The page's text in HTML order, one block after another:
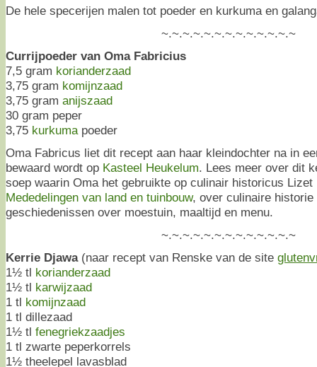
De hele specerijen malen tot poeder en kurkuma en
~.~.~.~.~.~.~.~.~.~.~.~.~
Currijpoeder van Oma Fabricius
7,5 gram korianderzaad
3,75 gram komijnzaad
3,75 gram anijszaad
30 gram peper
3,75 kurkuma poeder
Oma Fabricus liet dit recept aan haar kleindochter na in
bewaard wordt op Kasteel Heukelum. Lees meer over dit
soep waarin Oma het gebruikte op culinair historicus Lizet
Mededelingen van land en tuinbouw, over culinaire historie
geschiedenissen over moestuin, maaltijd en menu.
~.~.~.~.~.~.~.~.~.~.~.~.~
Kerrie Djawa(naar recept van Renske van de site
1½ tl korianderzaad
1½ tl karwijzaad
1 tl komijnzaad
1 tl dillezaad
1½ tl fenegriekzaadjes
1 tl zwarte peperkorrels
1½ theelepel lavasblad